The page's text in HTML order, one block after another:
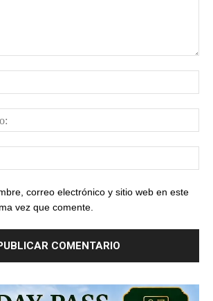
correo electrónico y sitio web en este
vez que comente.